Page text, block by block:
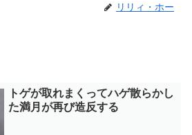
リリィ・ホー
トゲが取れまくってハゲ散らかし
た満月が再び造反する